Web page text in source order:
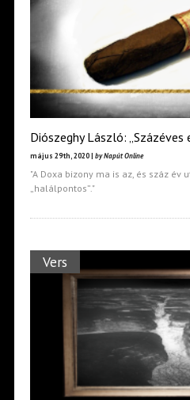
Diószeghy László: „Százéves
május 29th, 2020 | by Napút Online
"A Doxa bizony ma is az, és száz év
„halálpontos”."
Vers